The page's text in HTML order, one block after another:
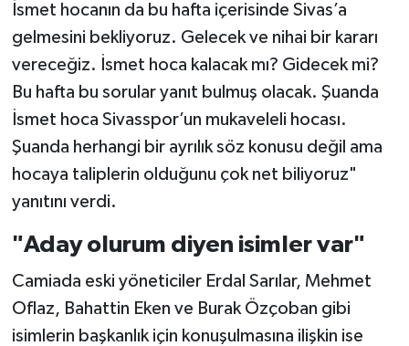
İsmet hocanın da bu hafta içerisinde Sivas’a
gelmesini bekliyoruz. Gelecek ve nihai bir kararı
vereceğiz. İsmet hoca kalacak mı? Gidecek mi?
Bu hafta bu sorular yanıt bulmuş olacak. Şuanda
İsmet hoca Sivasspor’un mukaveleli hocası.
Şuanda herhangi bir ayrılık söz konusu değil ama
hocaya taliplerin olduğunu çok net biliyoruz"
yanıtını verdi.
"Aday olurum diyen isimler var"
Camiada eski yöneticiler Erdal Sarılar, Mehmet
Oflaz, Bahattin Eken ve Burak Özçoban gibi
isimlerin başkanlık için konuşulmasına ilişkin ise